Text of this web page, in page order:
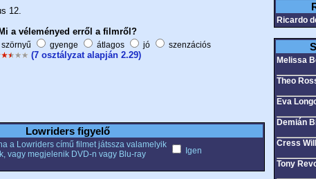
12.
Mi a véleményed erről a filmről?
szörnyű gyenge átlagos jó szenzációs
(7 osztályzat alapján 2.29)
Lowriders figyelő
a Lowriders című filmet játssza valamelyik
vagy megjelenik DVD-n vagy Blu-ray
Igen
Ricardo
Melissa
Theo
Eva
Demián
Cress
Tony